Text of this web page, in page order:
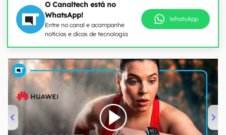
O Canaltech está no
WhatsApp!
Entre no canal e acompanhe
notícias e dicas de tecnologia
WhatsApp